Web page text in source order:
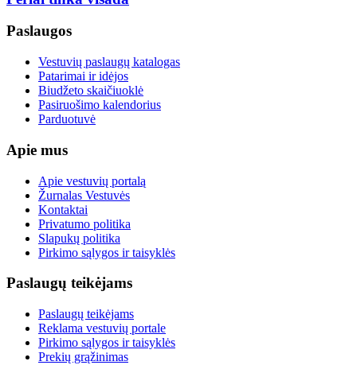
Paslaugos
Vestuvių paslaugų katalogas
Patarimai ir idėjos
Biudžeto skaičiuoklė
Pasiruošimo kalendorius
Parduotuvė
Apie mus
Apie vestuvių portalą
Žurnalas Vestuvės
Kontaktai
Privatumo politika
Slapukų politika
Pirkimo sąlygos ir taisyklės
Paslaugų teikėjams
Paslaugų teikėjams
Reklama vestuvių portale
Pirkimo sąlygos ir taisyklės
Prekių grąžinimas